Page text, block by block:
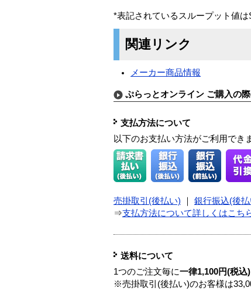
*表記されているスループット値
関連リンク
メーカー商品情報
ぷらっとオンライン ご購入の
支払方法について
以下のお支払い方法がご利用でき
売掛取引(後払い) 銀行振込(後払
⇒支払方法について詳しくはこち
送料について
1つのご注文毎に一律1,100円(税込)
※売掛取引(後払い)のお客様は